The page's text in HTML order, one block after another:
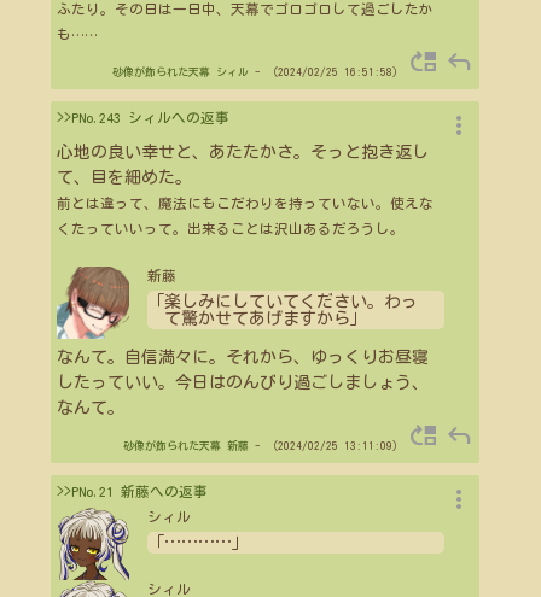
ふたり。その日は一日中、天幕でゴロゴロして過ごしたか
も ……
砂像が飾られた天幕 シィル - （2024/02/25 16:51:58） move_up reply
>>PNo.243 シィルへの返事
心地の良い幸せと、あたたかさ。そっと抱き返し
て、目を細めた。
前とは違って、魔法にもこだわりを持っていない。使えな
くたっていいって。出来ることは沢山あるだろうし。
新藤
「楽しみにしていてください。わっ
て驚かせてあげますから」
なんて。自信満々に。それから、ゆっくりお昼寝
したっていい。今日はのんびり過ごしましょう、
なんて。
more_vert
砂像が飾られた天幕 新藤 - （2024/02/25 13:11:09） move_up reply
>>PNo.21 新藤への返事
シィル
…………
シィル
more_vert